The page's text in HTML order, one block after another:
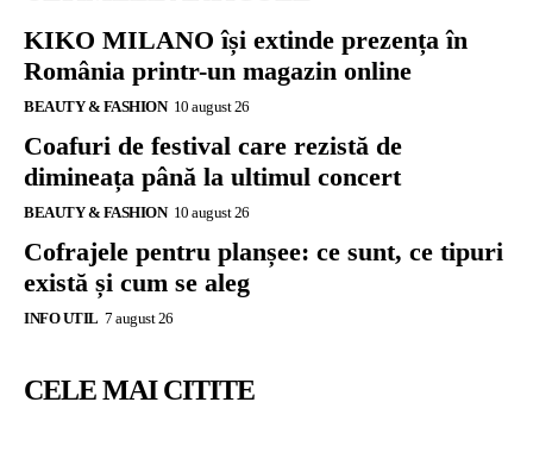
KIKO MILANO își extinde prezența în
România printr-un magazin online
BEAUTY & FASHION 10 august 26
Coafuri de festival care rezistă de
dimineața până la ultimul concert
BEAUTY & FASHION 10 august 26
Cofrajele pentru planșee: ce sunt, ce tipuri
există și cum se aleg
INFO UTIL 7 august 26
CELE MAI CITITE